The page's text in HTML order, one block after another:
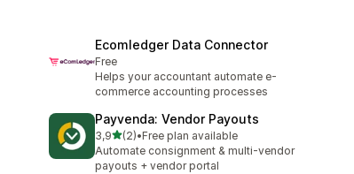
Ecomledger Data Connector
Free
Helps your accountant automate e-
commerce accounting processes
Payvenda: Vendor Payouts
3,9av 5 stjerner
(2)
Totalt 2 omtaler
•Free plan available
Automate consignment & multi-vendor
payouts + vendor portal